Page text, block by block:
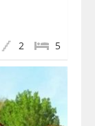
5
2